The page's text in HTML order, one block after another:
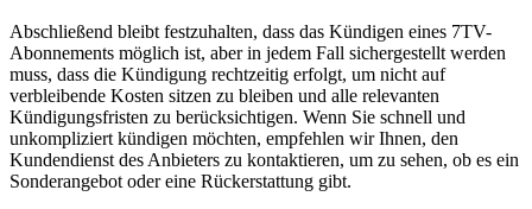
Abschließend bleibt festzuhalten, dass das Kündigen eines 7TV-
Abonnements möglich ist, aber in jedem Fall sichergestellt werden
muss, dass die Kündigung rechtzeitig erfolgt, um nicht auf
verbleibende Kosten sitzen zu bleiben und alle relevanten
Kündigungsfristen zu berücksichtigen. Wenn Sie schnell und
unkompliziert kündigen möchten, empfehlen wir Ihnen, den
Kundendienst des Anbieters zu kontaktieren, um zu sehen, ob es ein
Sonderangebot oder eine Rückerstattung gibt.